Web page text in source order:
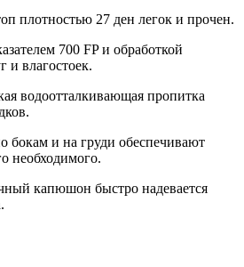
плотностью 27 ден легок и прочен.
700 FP и обработкой
и влагостоек.
водоотталкивающая пропитка
и на груди обеспечивают
необходимого.
капюшон быстро надевается